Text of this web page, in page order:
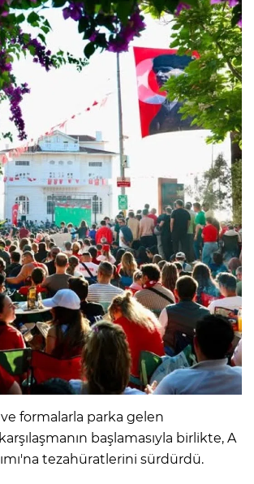
formalarla parka gelen
başlamasıyla birlikte, A
tezahüratlerini sürdürdü.